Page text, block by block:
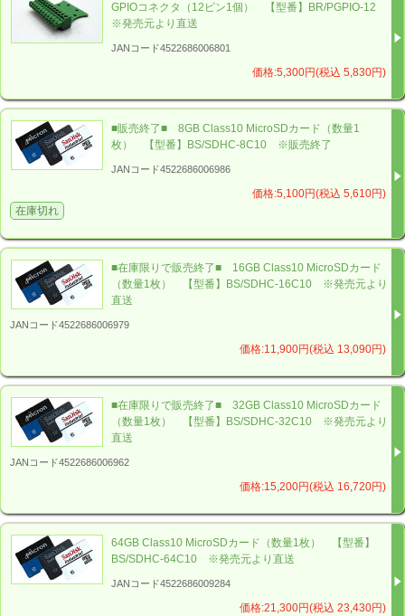
GPIOコネクタ（12ピン1個） 【型番】BR/PGPIO-12
※発売元より直送
JANコード4522686006801
価格:5,300円(税込 5,830円)
■販売終了■ 8GB Class10 MicroSDカード（数量1
枚） 【型番】BS/SDHC-8C10 ※販売終了
JANコード4522686006986
価格:5,100円(税込 5,610円)
在庫切れ
■在庫限りで販売終了■ 16GB Class10 MicroSDカード
（数量1枚） 【型番】BS/SDHC-16C10 ※発売元より
直送
JANコード4522686006979
価格:11,900円(税込 13,090円)
■在庫限りで販売終了■ 32GB Class10 MicroSDカード
（数量1枚） 【型番】BS/SDHC-32C10 ※発売元より
直送
JANコード4522686006962
価格:15,200円(税込 16,720円)
64GB Class10 MicroSDカード（数量1枚） 【型番】
BS/SDHC-64C10 ※発売元より直送
JANコード4522686009284
価格:21,300円(税込 23,430円)